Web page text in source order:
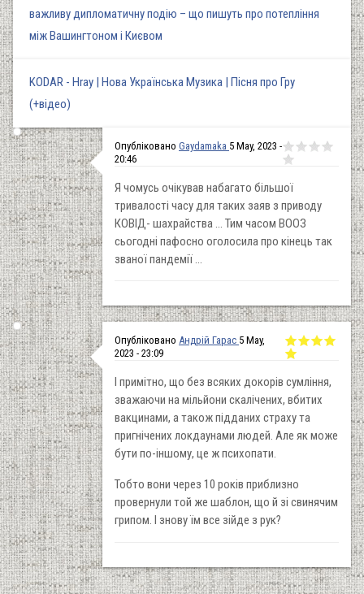
важливу дипломатичну подію – що пишуть про потепління
між Вашингтоном і Києвом
KODAR - Hray | Нова Українська Музика | Пісня про Гру
(+відео)
Опубліковано Gaydamaka 5 May, 2023 -
20:46
Я чомусь очікував набагато більшої
тривалості часу для таких заяв з приводу
КОВІД- шахрайства ... Тим часом ВООЗ
сьогодні пафосно оголосила про кінець так
званої пандемії ...
Опубліковано Андрій Гарас 5 May,
2023 - 23:09
І примітно, що без всяких докорів сумління,
зважаючи на мільйони скалічених, вбитих
вакцинами, а також підданих страху та
пригнічених локдаунами людей. Але як може
бути по-іншому, це ж психопати.
Тобто вони через 10 років приблизно
провернули той же шаблон, що й зі свинячим
грипом. І знову їм все зійде з рук?